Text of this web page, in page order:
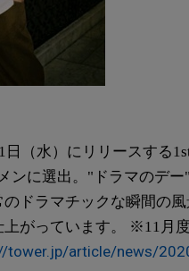
日（水）にリリースする
ンに選出。"ドラマのデ
ドラマチックな瞬間の
上がっています。 ※11月
tower.jp/article/news/